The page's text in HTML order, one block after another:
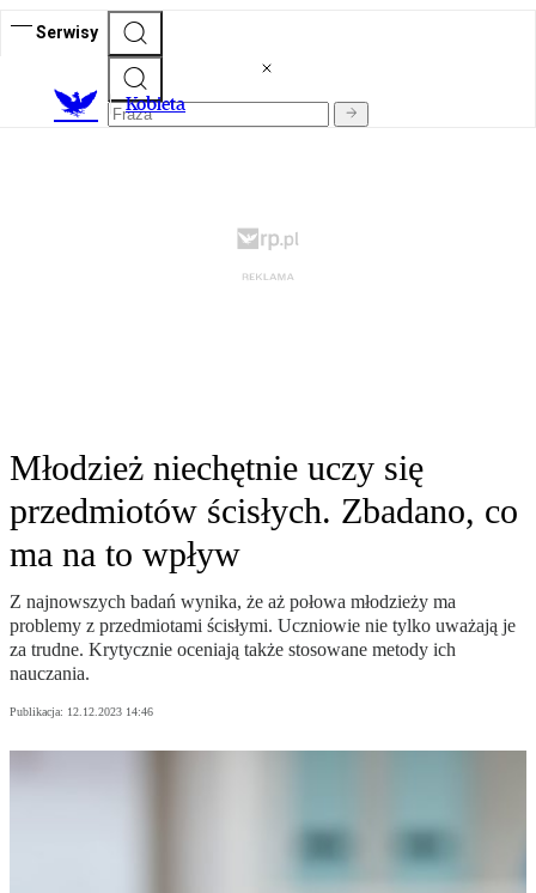
Serwisy
Kobieta
Młodzież niechętnie uczy się
przedmiotów ścisłych. Zbadano, co
ma na to wpływ
Z najnowszych badań wynika, że aż połowa młodzieży ma
problemy z przedmiotami ścisłymi. Uczniowie nie tylko uważają je
za trudne. Krytycznie oceniają także stosowane metody ich
nauczania.
Publikacja: 12.12.2023 14:46